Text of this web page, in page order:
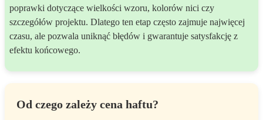
poprawki dotyczące wielkości wzoru, kolorów nici czy
szczegółów projektu. Dlatego ten etap często zajmuje najwięcej
czasu, ale pozwala uniknąć błędów i gwarantuje satysfakcję z
efektu końcowego.
Od czego zależy cena haftu?